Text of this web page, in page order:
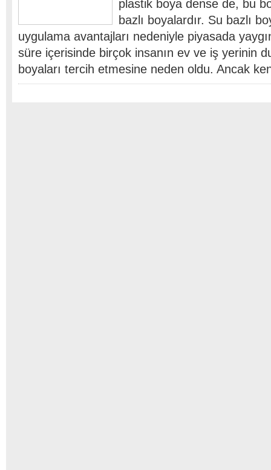
plastik boya dense de, bu
bazlı boyalardır. Su bazlı
uygulama avantajları nedeniyle piyasada
süre içerisinde birçok insanın ev ve iş yerinin
boyaları tercih etmesine neden oldu. Ancak